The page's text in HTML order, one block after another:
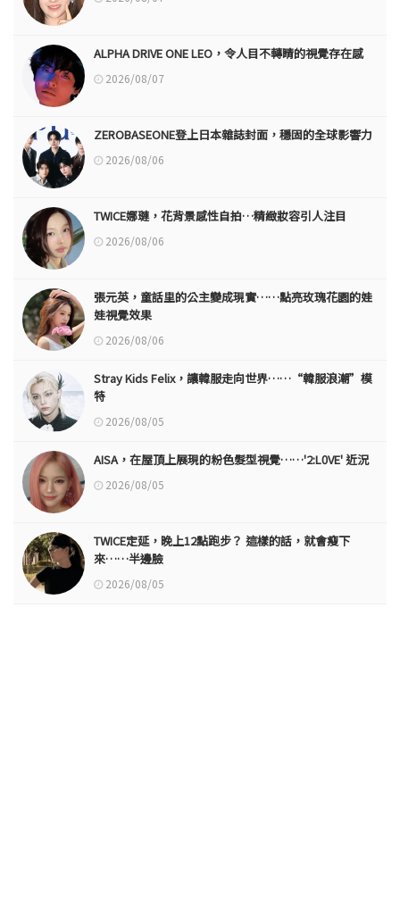
ALPHA DRIVE ONE LEO，令人目不轉睛的視覺存在感
2026/08/07
ZEROBASEONE登上日本雜誌封面，穩固的全球影響力
2026/08/06
TWICE娜璉，花背景感性自拍…精緻妝容引人注目
2026/08/06
張元英，童話里的公主變成現實……點亮玫瑰花園的娃
娃視覺效果
2026/08/06
Stray Kids Felix，讓韓服走向世界……“韓服浪潮”模
特
2026/08/05
AISA，在屋頂上展現的粉色髮型視覺……'2:L0VE' 近況
2026/08/05
TWICE定延，晚上12點跑步？ 這樣的話，就會瘦下
來……半邊臉
2026/08/05